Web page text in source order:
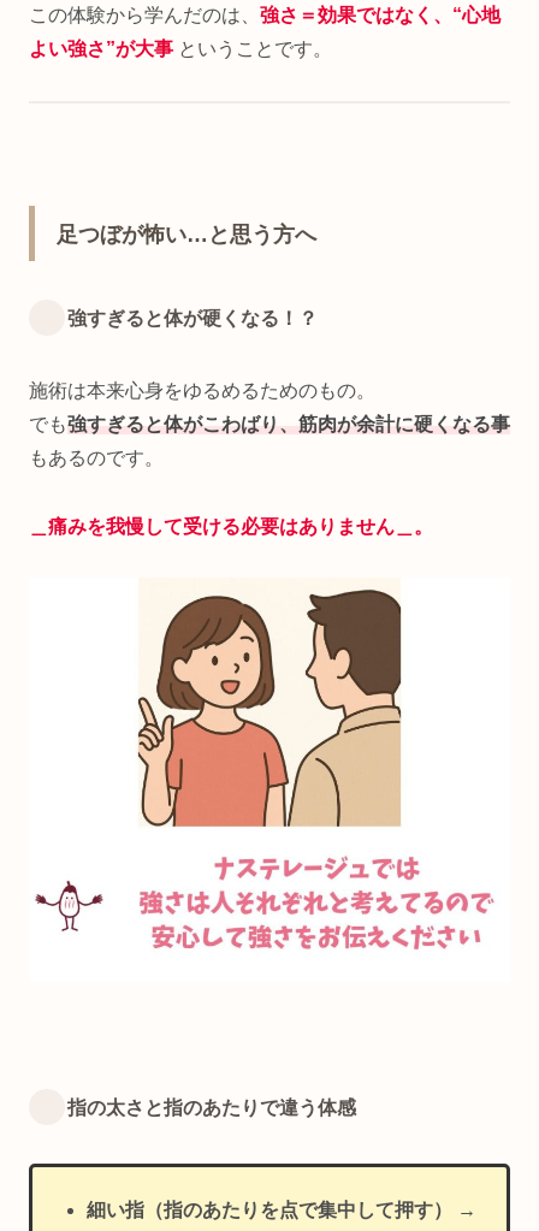
この体験から学んだのは、 強さ＝効果ではなく、“心地
よい強さ”が大事 ということです。
足つぼが怖い…と思う方へ
強すぎると体が硬くなる！？
施術は本来心身をゆるめるためのもの。
でも強すぎると体がこわばり、筋肉が余計に硬くなる事
もあるのです。
＿痛みを我慢して受ける必要はありません＿。
指の太さと指のあたりで違う体感
細い指（指のあたりを点で集中して押す） →